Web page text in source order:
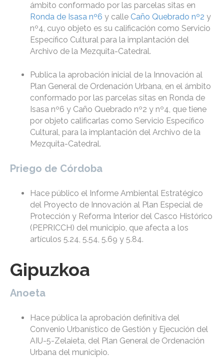
ámbito conformado por las parcelas sitas en
Ronda de Isasa nº6 y calle Caño Quebrado nº2 y
nº4, cuyo objeto es su calificación como Servicio
Específico Cultural para la implantación del
Archivo de la Mezquita-Catedral.
Publica la aprobación inicial de la Innovación al
Plan General de Ordenación Urbana, en el ámbito
conformado por las parcelas sitas en Ronda de
Isasa nº6 y Caño Quebrado nº2 y nº4, que tiene
por objeto calificarlas como Servicio Específico
Cultural, para la implantación del Archivo de la
Mezquita-Catedral.
Priego de Córdoba
Hace público el Informe Ambiental Estratégico
del Proyecto de Innovación al Plan Especial de
Protección y Reforma Interior del Casco Histórico
(PEPRICCH) del municipio, que afecta a los
artículos 5.24, 5.54, 5.69 y 5.84.
Gipuzkoa
Anoeta
Hace pública la aprobación definitiva del
Convenio Urbanístico de Gestión y Ejecución del
AIU-5-Zelaieta, del Plan General de Ordenación
Urbana del municipio.